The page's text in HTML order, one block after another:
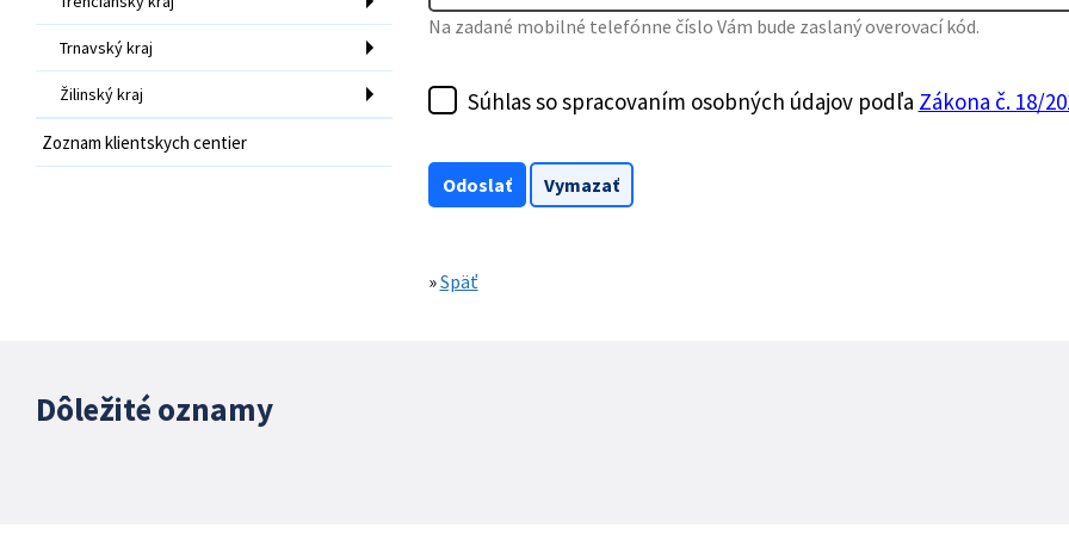
Trnavský kraj
Žilinský kraj
Zoznam klientskych centier
Na zadané mobilné telefónne číslo Vám bude zaslaný overovací kód.
Súhlas so spracovaním osobných údajov podľa Zákona č. 18/
»Späť
Dôležité oznamy